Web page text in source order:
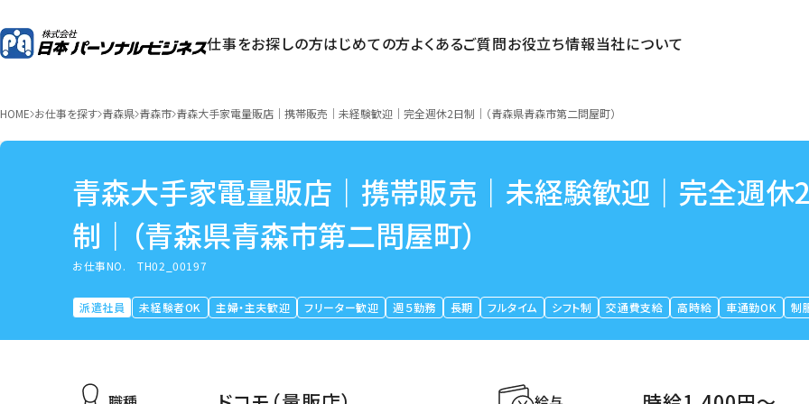
仕事をお探しの方はじめての方よくあるご質問お役立ち情報当社について
HOME お仕事を探す 青森県 青森市 青森大手家電量販店｜携帯販売｜未経験歓迎｜完全週休2日制｜（青森県青森市第二問屋町）
青森大手家電量販店｜携帯販売｜未経験歓迎｜完全週休
制｜（青森県青森市第二問屋町）
お仕事NO.TH02_00197
派遣社員 未経験者OK 主婦・主夫歓迎 フリーター歓迎 週５勤務 長期 フルタイム シフト制 交通費支給 高時給 車通勤OK 制